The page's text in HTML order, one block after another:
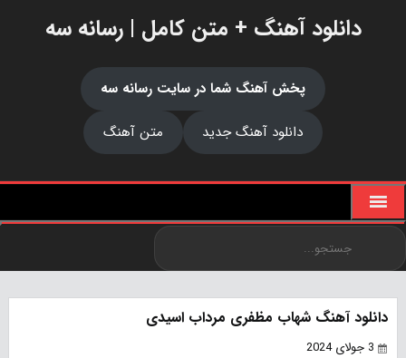
دانلود آهنگ + متن کامل | رسانه سه
پخش آهنگ شما در سایت رسانه سه
دانلود آهنگ جدید
متن آهنگ
دانلود آهنگ شهاب مظفری مرداب اسیدی
3 جولای 2024